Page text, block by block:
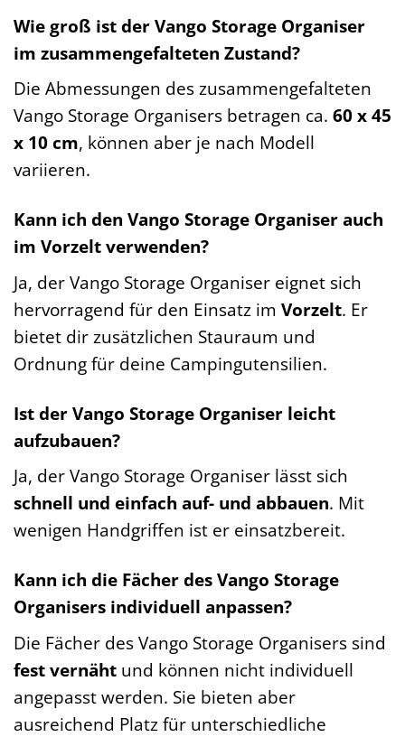
Wie groß ist der Vango Storage Organiser
im zusammengefalteten Zustand?
Die Abmessungen des zusammengefalteten
Vango Storage Organisers betragen ca. 60 x 45
x 10 cm, können aber je nach Modell
variieren.
Kann ich den Vango Storage Organiser auch
im Vorzelt verwenden?
Ja, der Vango Storage Organiser eignet sich
hervorragend für den Einsatz im Vorzelt. Er
bietet dir zusätzlichen Stauraum und
Ordnung für deine Campingutensilien.
Ist der Vango Storage Organiser leicht
aufzubauen?
Ja, der Vango Storage Organiser lässt sich
schnell und einfach auf- und abbauen. Mit
wenigen Handgriffen ist er einsatzbereit.
Kann ich die Fächer des Vango Storage
Organisers individuell anpassen?
Die Fächer des Vango Storage Organisers sind
fest vernäht und können nicht individuell
angepasst werden. Sie bieten aber
ausreichend Platz für unterschiedliche